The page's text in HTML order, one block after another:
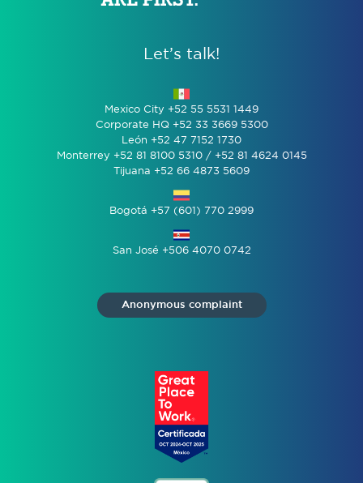
Let’s talk!
Mexico City +52 55 5531 1449
Corporate HQ +52 33 3669 5300
León +52 47 7152 1730
Monterrey +52 81 8100 5310 / +52 81 4624 0145
Tijuana +52 66 4873 5609
Bogotá +57 (601) 770 2999
San José +506 4070 0742
Anonymous complaint